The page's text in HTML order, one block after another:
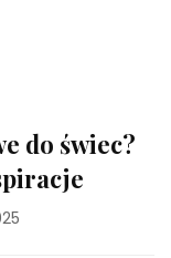
do świec?